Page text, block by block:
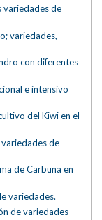
variedades de
variedades,
con diferentes
e intensivo
del Kiwi en el
de
de Carbuna en
variedades.
de variedades